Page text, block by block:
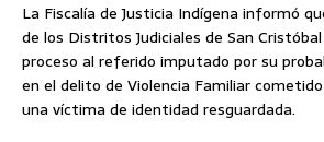
La Fiscalía de Justicia Indígena informó
de los Distritos Judiciales de San
proceso al referido imputado por su
en el delito de Violencia Familiar
una víctima de identidad resguardada.